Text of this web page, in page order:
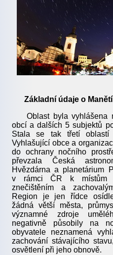
Základní údaje o
Oblast byla vyhlášena
obcí a dalších 5 subjektů
Stala se tak třetí
Vyhlašující obce a
do ochrany nočního
převzala Česká
Hvězdárna a planetárium
v rámci ČR k místům
znečištěním a
Region je jen řídce
žádná větší města,
významné zdroje
negativně působily na
obyvatele neznamená
zachování stávajícího
osvětlení při jeho obnově.